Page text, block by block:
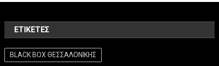
ΕΤΙΚΈΤΕΣ
BLACK BOX ΘΕΣΣΑΛΟΝΙΚΗΣ